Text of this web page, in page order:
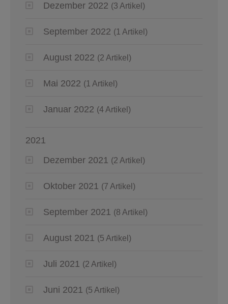
Dezember 2022 (3 Artikel)
September 2022 (1 Artikel)
August 2022 (2 Artikel)
Mai 2022 (1 Artikel)
Januar 2022 (4 Artikel)
2021
Dezember 2021 (2 Artikel)
Oktober 2021 (7 Artikel)
September 2021 (8 Artikel)
August 2021 (5 Artikel)
Juli 2021 (2 Artikel)
Juni 2021 (5 Artikel)